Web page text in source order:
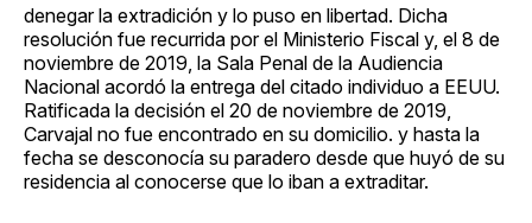
denegar la extradición y lo puso en libertad. Dicha
resolución fue recurrida por el Ministerio Fiscal y, el 8 de
noviembre de 2019, la Sala Penal de la Audiencia
Nacional acordó la entrega del citado individuo a EEUU.
Ratificada la decisión el 20 de noviembre de 2019,
Carvajal no fue encontrado en su domicilio. y hasta la
fecha se desconocía su paradero desde que huyó de su
residencia al conocerse que lo iban a extraditar.